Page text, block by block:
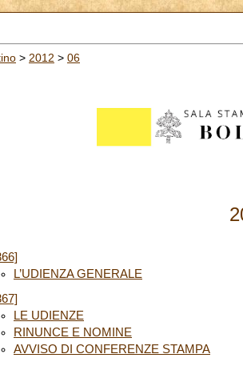
> 2012 > 06
L’UDIENZA GENERALE
LE UDIENZE
RINUNCE E NOMINE
AVVISO DI CONFERENZE STAMPA